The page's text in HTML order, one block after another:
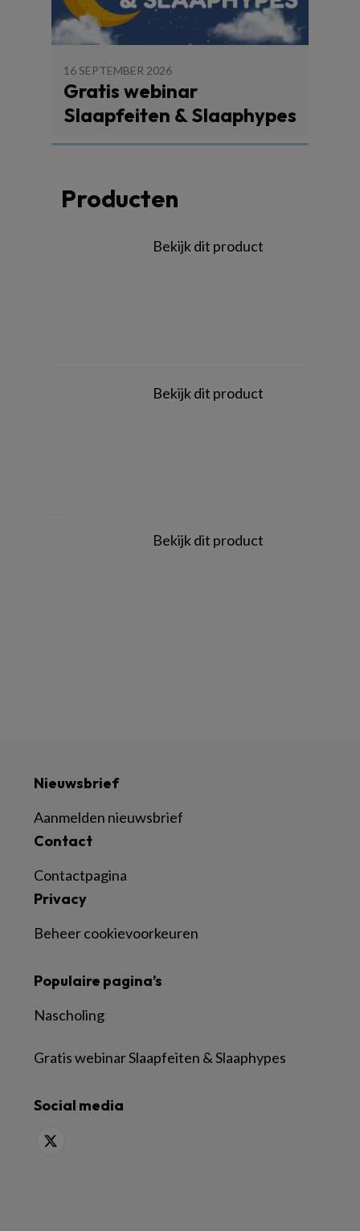
16 SEPTEMBER 2026
Gratis webinar
Slaapfeiten & Slaaphypes
Producten
Bekijk dit product
Bekijk dit product
Bekijk dit product
Nieuwsbrief
Aanmelden nieuwsbrief
Contact
Contactpagina
Privacy
Beheer cookievoorkeuren
Populaire pagina’s
Nascholing
Gratis webinar Slaapfeiten & Slaaphypes
Social media